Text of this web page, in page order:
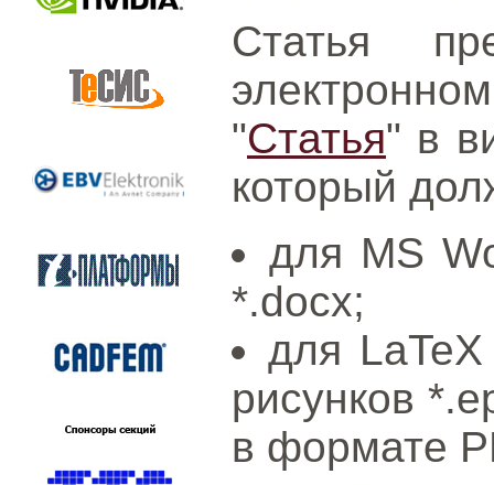
Статья
"Статья" в
который
для MS
*.docx;
для
рисунков
в формате